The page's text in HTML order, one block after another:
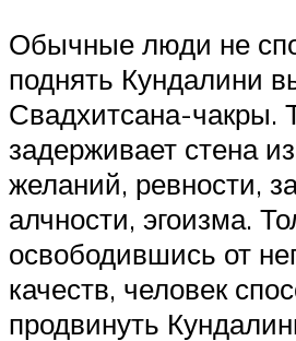
Обычные люди не
поднять Кундалини
Свадхитсана-чакры.
задерживает стена
желаний, ревности,
алчности, эгоизма.
освободившись от
качеств, человек
продвинуть